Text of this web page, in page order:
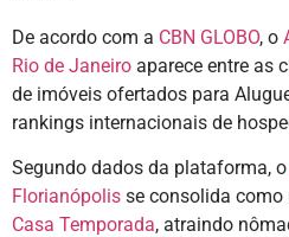
De acordo com a CBN GLOBO, o
Rio de Janeiro aparece entre as
de imóveis ofertados para
rankings internacionais de
Segundo dados da plataforma, o
Florianópolis se consolida
Casa Temporada, atraindo